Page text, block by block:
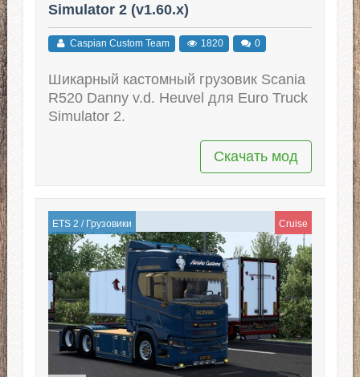
Simulator 2 (v1.60.x)
Caspian Custom Team 1820 0
Шикарный кастомный грузовик Scania
R520 Danny v.d. Heuvel для Euro Truck
Simulator 2.
Скачать мод
ETS 2 / Грузовики Cruise